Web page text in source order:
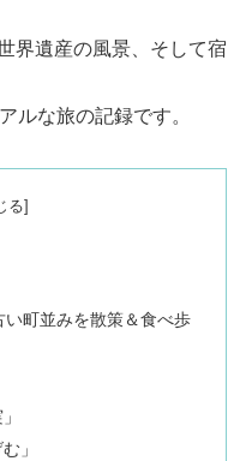
界遺産の風景、そして宿
ルな旅の記録です。
町並みを散策＆食べ歩
」